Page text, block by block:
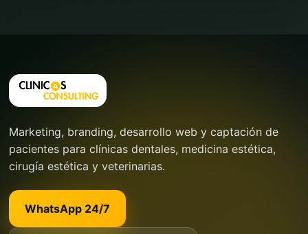
Marketing, branding, desarrollo web y captación de
pacientes para clínicas dentales, medicina estética,
cirugía estética y veterinarias.
WhatsApp 24/7